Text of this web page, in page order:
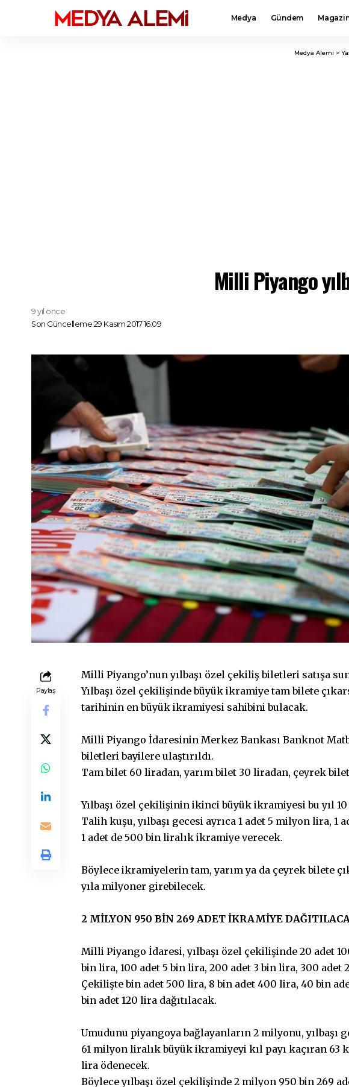
Medya Gündem
Medya Alemi >
Milli Piyango
Son Güncelleme 29 Kasım 2017 16:09
9 yıl önce
Paylaş
Milli Piyango’nun yılbaşı özel çekiliş biletleri satışa
Yılbaşı özel çekilişinde büyük ikramiye tam bilete
tarihinin en büyük ikramiyesi sahibini bulacak.
Milli Piyango İdaresinin Merkez Bankası Banknot
biletleri bayilere ulaştırıldı.
Tam bilet 60 liradan, yarım bilet 30 liradan, çeyrek bilet
Yılbaşı özel çekilişinin ikinci büyük ikramiyesi bu yıl
Talih kuşu, yılbaşı gecesi ayrıca 1 adet 5 milyon lira, 1
1 adet de 500 bin liralık ikramiye verecek.
Böylece ikramiyelerin tam, yarım ya da çeyrek bilete
yıla milyoner girebilecek.
2 MİLYON 950 BİN 269 ADET İKRAMİYE
Milli Piyango İdaresi, yılbaşı özel çekilişinde 20 adet
bin lira, 100 adet 5 bin lira, 200 adet 3 bin lira, 300 adet
Çekilişte bin adet 500 lira, 8 bin adet 400 lira, 40 bin
bin adet 120 lira dağıtılacak.
Umudunu piyangoya bağlayanların 2 milyonu, yılbaşı
61 milyon liralık büyük ikramiyeyi kıl payı kaçıran 63
lira ödenecek.
Böylece yılbaşı özel çekilişinde 2 milyon 950 bin 269